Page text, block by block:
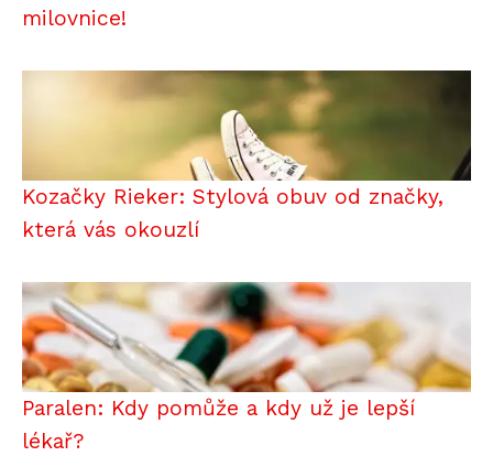
milovnice!
Kozačky Rieker: Stylová obuv od značky,
která vás okouzlí
Paralen: Kdy pomůže a kdy už je lepší
lékař?